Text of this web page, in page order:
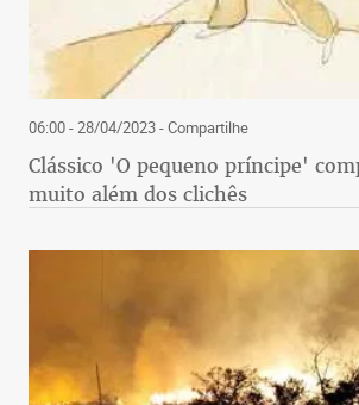
06:00 - 28/04/2023- Compartilhe
Clássico 'O pequeno príncipe'
muito além dos clichês